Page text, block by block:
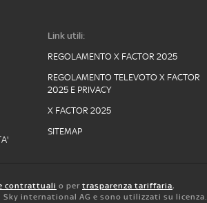
Link utili:
REGOLAMENTO X FACTOR 2025
REGOLAMENTO TELEVOTO X FACTOR
2025 E PRIVACY
X FACTOR 2025
SITEMAP
contrattuali o per trasparenza tariffaria,
international AG e sono utilizzati su licenza.